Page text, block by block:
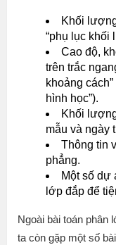
Khối
“phụ lục khối
Cao độ,
trên trắc
khoảng
hình học”).
Khối
mẫu và ngày
Thông tin
phẳng.
Một số dự
lớp đắp để
Ngoài bài toán phân
ta còn gặp một số